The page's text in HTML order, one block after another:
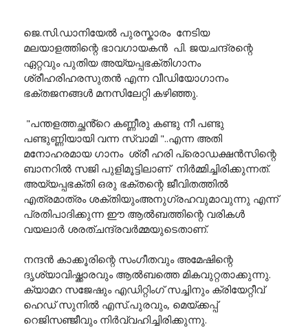
ജെ.സി.ഡാനിയേൽ പുരസ്കാരം നേടിയ
മലയാളത്തിന്റെ ഭാവഗായകൻ പി. ജയചന്ദ്രന്റെ
ഏറ്റവും പുതിയ അയ്യപ്പഭക്തിഗാനം
ശ്രീഹരിഹരസുതൻ എന്ന വീഡിയോഗാനം
ഭക്തജനങ്ങൾ മനസിലേറ്റി കഴിഞ്ഞു.
"പന്തളത്തച്ഛൻ്റെ കണ്ണീരു കണ്ടു നീ പണ്ടു
പണ്ടുണ്ണിയായി വന്ന സ്വാമി "..എന്ന അതി
മനോഹരമായ ഗാനം ശ്രീ ഹരി പ്രൊഡക്ഷൻസിന്റെ
ബാനറിൽ സജി പുളിമൂട്ടിലാണ് നിർമ്മിച്ചിരിക്കുന്നത്.
അയ്യപ്പഭക്തി ഒരു ഭക്തന്റെ ജീവിതത്തിൽ
എത്രമാത്രം ശക്തിയുംഅനുഗ്രഹവുമാവുന്നു എന്ന്
പ്രതിപാദിക്കുന്ന ഈ ആൽബത്തിന്റെ വരികൾ
വയലാർ ശരത്ചന്ദ്രവർമ്മയുടെതാണ്.
നന്ദൻ കാക്കൂരിന്റെ സംഗീതവും അമേഷിന്റെ
ദൃശ്യാവിഷ്ക്കാരവും ആൽബത്തെ മികവുറ്റതാക്കുന്നു.
ക്യാമറ സജേഷും എഡിറ്റിംഗ് സച്ചിനും ക്രിയേറ്റീവ്
ഹെഡ് സുനിൽ എസ്.പുരവും, മെയ്ക്കപ്പ്
റെജിസഞ്ജീവും നിർവ്വഹിച്ചിരിക്കുന്നു.